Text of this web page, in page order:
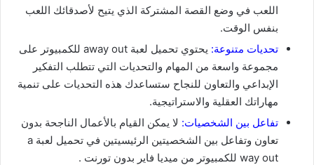
اللعب في وضع القصة المشتركة الذي يتيح لأصدقائك اللعب
بنفس الوقت.
تحديات متنوعة:
يحتوي تحميل لعبة away out للكمبيوتر على
مجموعة واسعة من المهام والتحديات التي تتطلب التفكير
الإبداعي والتعاون للنجاح ستساعدك هذه التحديات على تنمية
مهاراتك العقلية والاستراتيجية.
تفاعل بين الشخصيات: لا يمكن القيام بالأعمال الناجحة بدون
تعاون وتفاعل بين الشخصيتين الرئيسيتين في تحميل لعبة a
way out للكمبيوتر من ميديا فاير بدون تورنت .